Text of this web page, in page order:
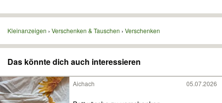
Kleinanzeigen Verschenken & Tauschen Verschenken
Das könnte dich auch interessieren
Aichach 05.07.2026